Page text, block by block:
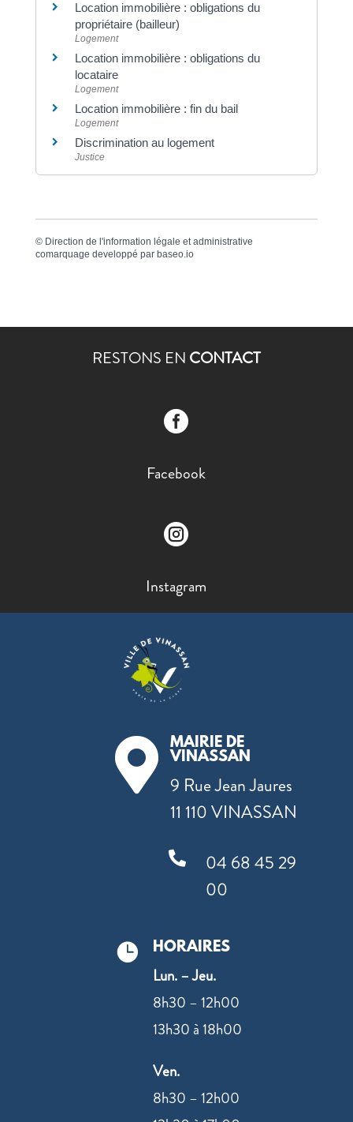
Location immobilière : obligations du
propriétaire (bailleur)
Logement
Location immobilière : obligations du
locataire
Logement
Location immobilière : fin du bail
Logement
Discrimination au logement
Justice
© Direction de l'information légale et administrative
comarquage developpé par baseo.io
RESTONS EN CONTACT

Facebook

Instagram

MAIRIE DE
VINASSAN
9 Rue Jean Jaures
11 110 VINASSAN

04 68 45 29
00
 HORAIRES
Lun. – Jeu.
8h30 – 12h00
13h30 à 18h00
Ven.
8h30 – 12h00